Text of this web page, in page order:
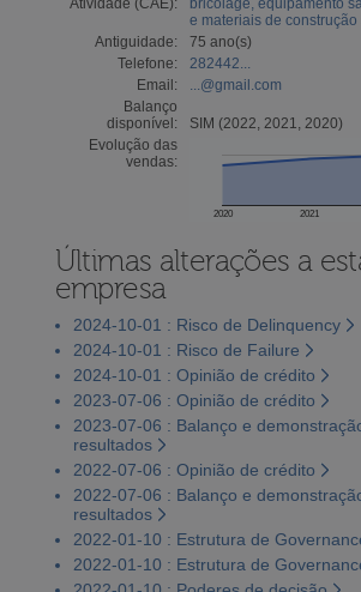
Atividade (CAE):
bricolage, equipamento
e materiais de
Antiguidade:
75 ano(s)
Telefone:
282442...
Email:
...@gmail.com
Balanço
disponível:
SIM (2022, 2021, 2020)
Evolução das
vendas:
2020 2021
Últimas alterações a
empresa
2024-10-01 : Risco de Delinquency
2024-10-01 : Risco de Failure
2024-10-01 : Opinião de crédito
2023-07-06 : Opinião de crédito
2023-07-06 : Balanço e
resultados
2022-07-06 : Opinião de crédito
2022-07-06 : Balanço e
resultados
2022-01-10 : Estrutura de
2022-01-10 : Estrutura de